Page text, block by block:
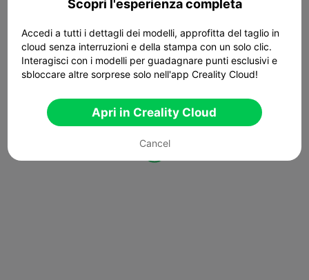
Scopri l'esperienza completa
Accedi a tutti i dettagli dei modelli, approfitta del taglio in
cloud senza interruzioni e della stampa con un solo clic.
Interagisci con i modelli per guadagnare punti esclusivi e
sbloccare altre sorprese solo nell'app Creality Cloud!
Apri in Creality Cloud
Cancel